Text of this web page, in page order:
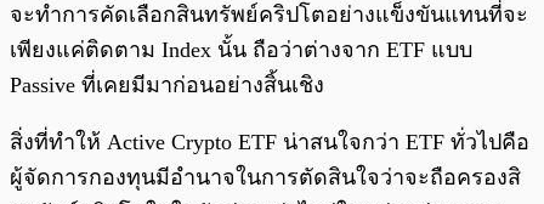
จะทำการคัดเลือกสินทรัพย์คริปโตอย่างแข็งขันแทนที่จะ
เพียงแค่ติดตาม Index นั้น ถือว่าต่างจาก ETF แบบ
Passive ที่เคยมีมาก่อนอย่างสิ้นเชิง
สิ่งที่ทำให้ Active Crypto ETF น่าสนใจกว่า ETF ทั่วไปคือ
ผู้จัดการกองทุนมีอำนาจในการตัดสินใจว่าจะถือครองสิ